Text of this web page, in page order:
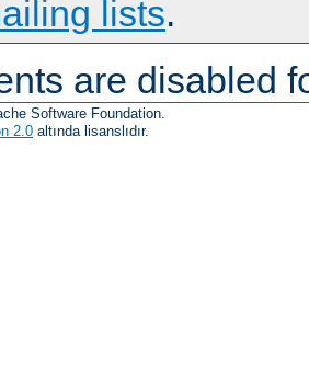
lists.
are disabled
Software Foundation.
2.0 altında lisanslıdır.